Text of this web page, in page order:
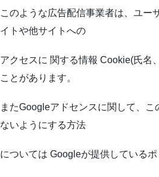
このような広告配信事業者は、ユー
イトや他サイトへの
アクセスに 関する情報 Cookie(氏名
ことがあります。
またGoogleアドセンスに関して、
ないようにする方法
については Googleが提供している